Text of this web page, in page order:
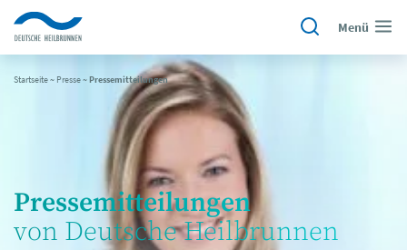
Menü
Startseite~ Presse~Pressemitteilungen
Pressemitteilungen
von Deutsche Heilbrunnen